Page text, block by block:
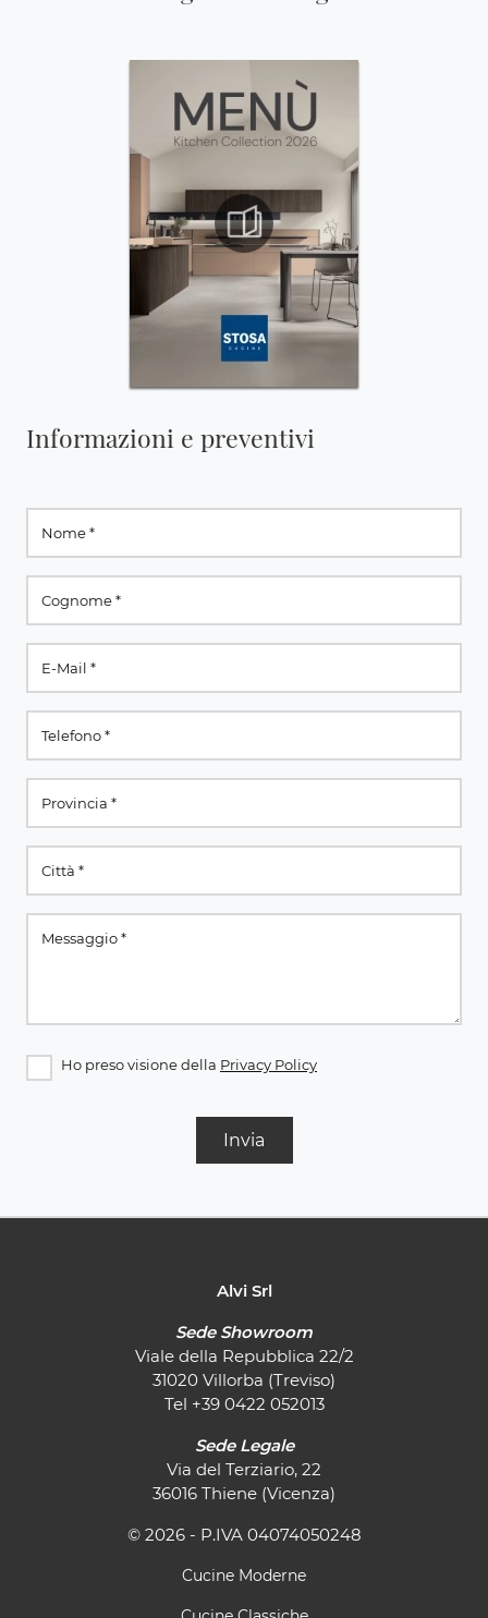
Informazioni e preventivi
Ho preso visione della Privacy Policy
Invia
Alvi Srl
Sede Showroom
Viale della Repubblica 22/2
31020 Villorba (Treviso)
Tel +39 0422 052013
Sede Legale
Via del Terziario, 22
36016 Thiene (Vicenza)
© 2026 - P.IVA 04074050248
Cucine Moderne